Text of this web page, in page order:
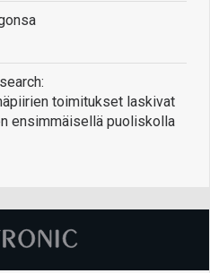
toimitukset laskivat
ensimmäisellä puoliskolla